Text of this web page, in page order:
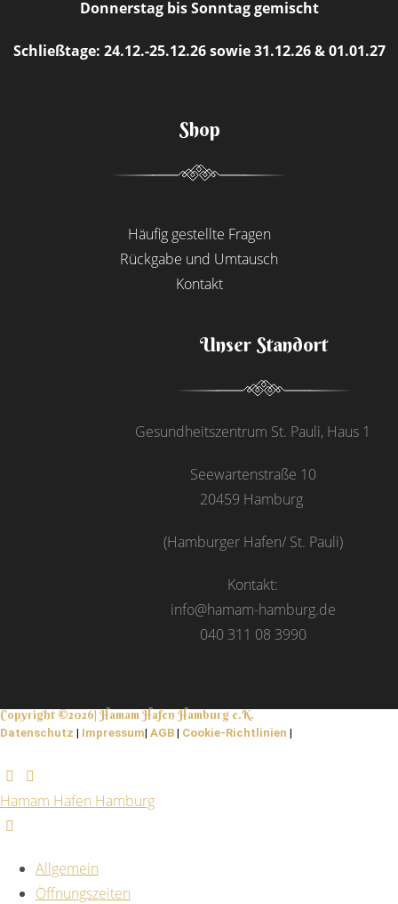
Donnerstag bis Sonntag gemischt
Schließtage: 24.12.-25.12.26 sowie 31.12.26 & 01.01.27
Shop
Häufig gestellte Fragen
Rückgabe und Umtausch
Kontakt
Unser Standort
Gesundheitszentrum St. Pauli, Haus 1
Seewartenstraße 10
20459 Hamburg
(Hamburger Hafen/ St. Pauli)
Kontakt:
info@hamam-hamburg.de
040 311 08 3990
Copyright ©2026| Hamam Hafen Hamburg e.K.
Datenschutz | Impressum| AGB | Cookie-Richtlinien |
Hamam Hafen Hamburg
Allgemein
Öffnungszeiten